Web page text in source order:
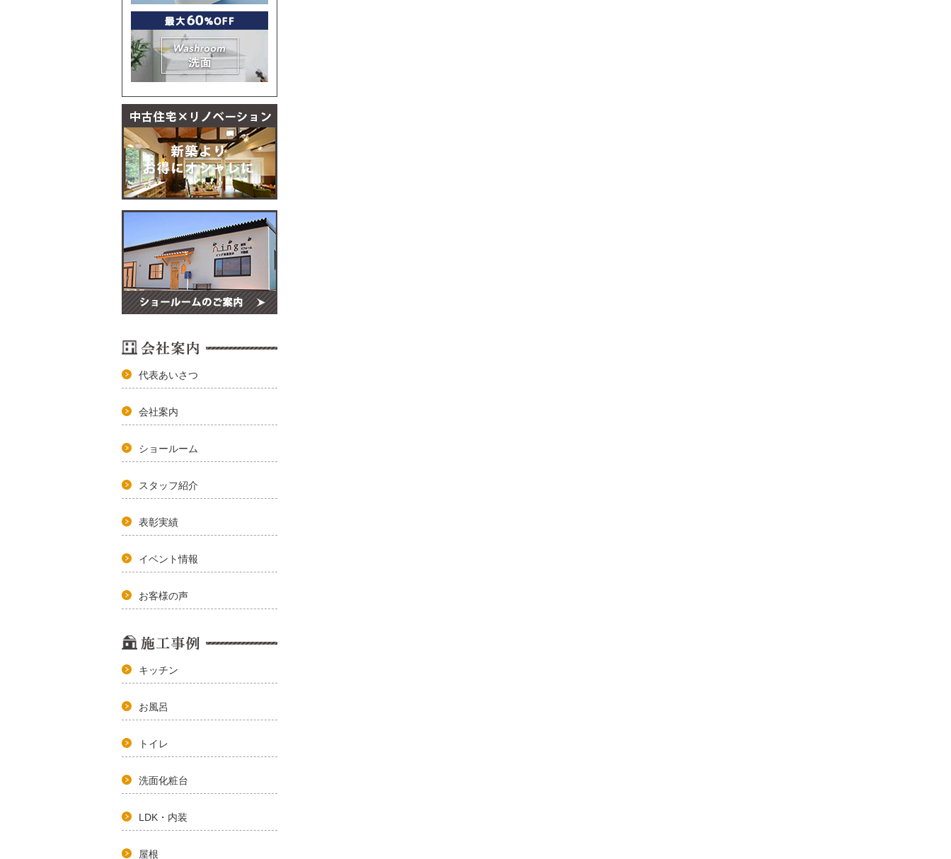
代表あいさつ
会社案内
ショールーム
スタッフ紹介
表彰実績
イベント情報
お客様の声
キッチン
お風呂
トイレ
洗面化粧台
LDK・内装
屋根